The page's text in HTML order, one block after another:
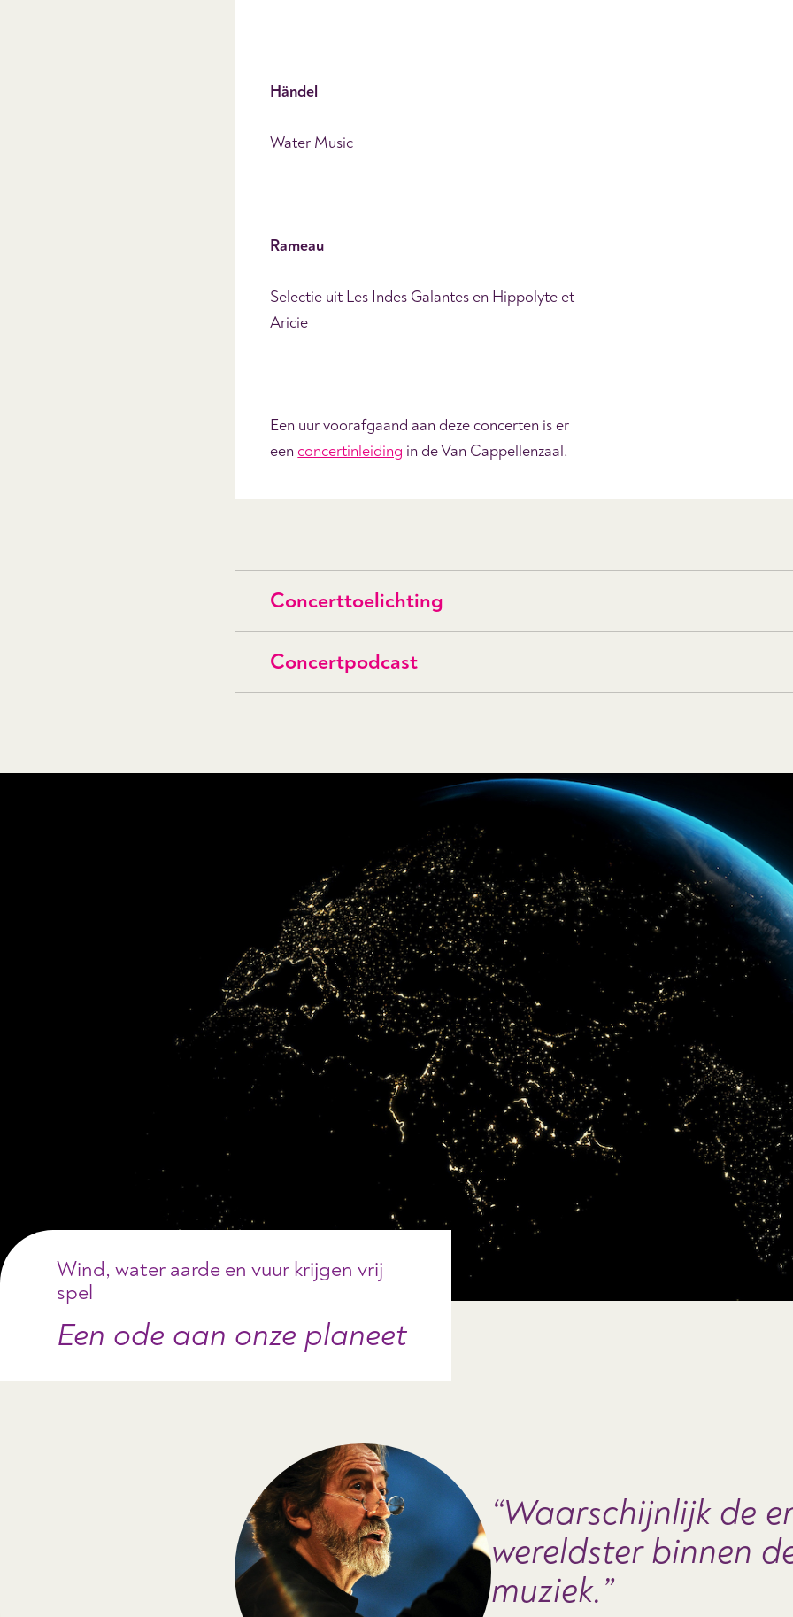
Händel
Water Music
Rameau
Selectie uit Les Indes Galantes en Hippolyte et
Aricie
Een uur voorafgaand aan deze concerten is er
een concertinleiding in de Van Cappellenzaal.
Concerttoelichting
Concertpodcast
Wind, water aarde en vuur krijgen vrij
spel
Een ode aan onze planeet
Waarschijnlijk de
wereldster binnen
muziek.